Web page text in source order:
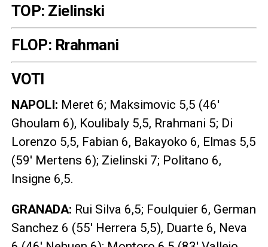
TOP: Zielinski
FLOP: Rrahmani
VOTI
NAPOLI: Meret 6; Maksimovic 5,5 (46′
Ghoulam 6), Koulibaly 5,5, Rrahmani 5; Di
Lorenzo 5,5, Fabian 6, Bakayoko 6, Elmas 5,5
(59′ Mertens 6); Zielinski 7; Politano 6,
Insigne 6,5.
GRANADA: Rui Silva 6,5; Foulquier 6, German
Sanchez 6 (55′ Herrera 5,5), Duarte 6, Neva